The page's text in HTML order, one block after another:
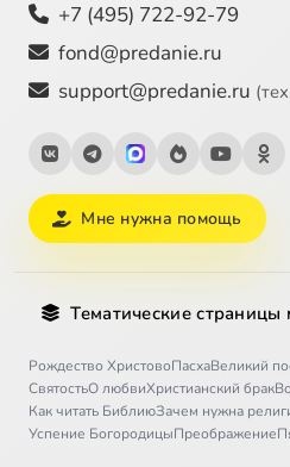
+7 (495) 722-92-79
fond@predanie.ru
support@predanie.ru
Мне нужна помощь
Тематические страницы
Рождество ХристовоПасхаВеликий
СвятостьО любвиХристианский брак
Как читать БиблиюЗачем нужна
Успение БогородицыПреображение